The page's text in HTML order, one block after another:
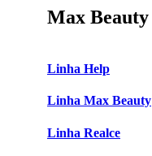
Max Beauty
Linha Help
Linha Max Beauty
Linha Realce